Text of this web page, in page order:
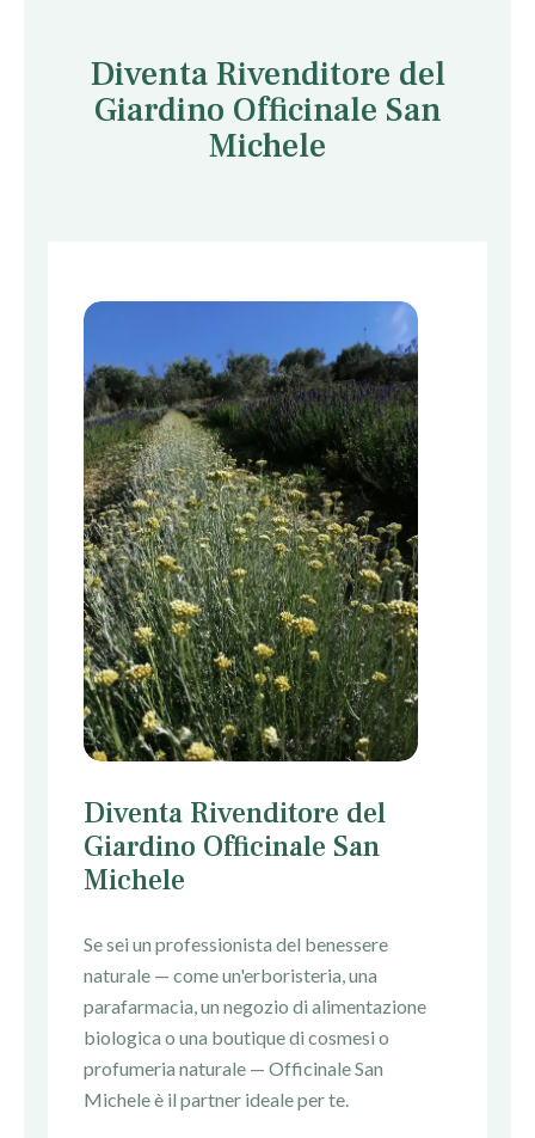
Diventa Rivenditore del
Giardino Officinale San
Michele
Diventa Rivenditore del
Giardino Officinale San
Michele
Se sei un professionista del benessere
naturale — come un'erboristeria, una
parafarmacia, un negozio di alimentazione
biologica o una boutique di cosmesi o
profumeria naturale —Officinale San
Micheleè il partner ideale per te.